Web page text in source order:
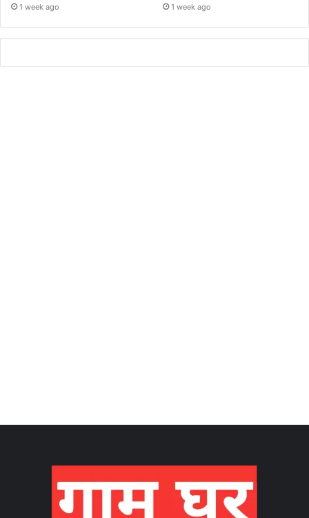
1 week ago 1 week ago